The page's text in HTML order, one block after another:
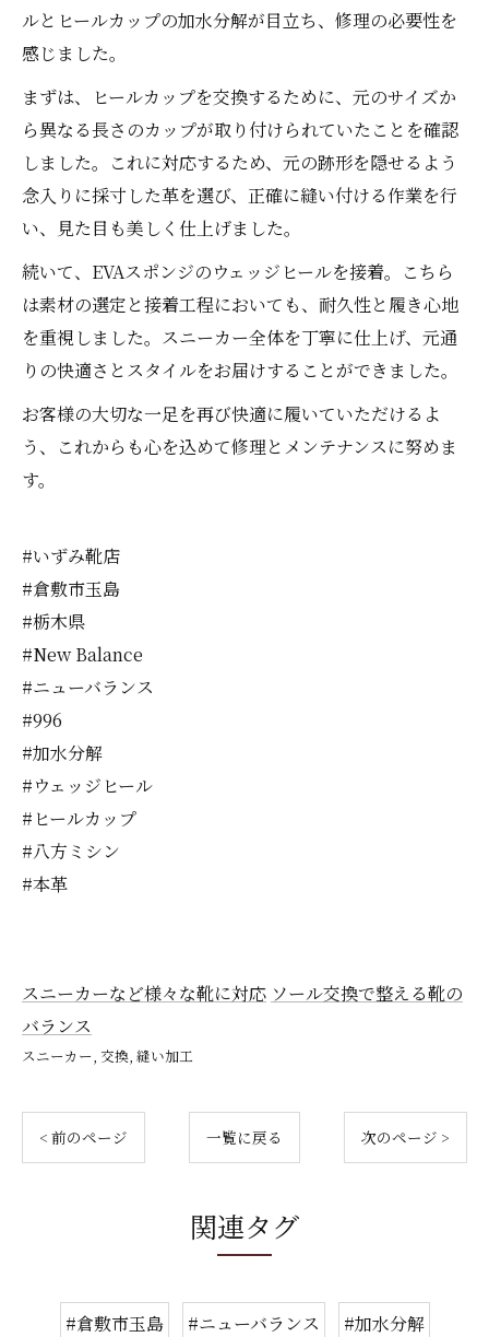
ルとヒールカップの加水分解が目立ち、修理の必要性を
感じました。
まずは、ヒールカップを交換するために、元のサイズか
ら異なる長さのカップが取り付けられていたことを確認
しました。これに対応するため、元の跡形を隠せるよう
念入りに採寸した革を選び、正確に縫い付ける作業を行
い、見た目も美しく仕上げました。
続いて、EVAスポンジのウェッジヒールを接着。こちら
は素材の選定と接着工程においても、耐久性と履き心地
を重視しました。スニーカー全体を丁寧に仕上げ、元通
りの快適さとスタイルをお届けすることができました。
お客様の大切な一足を再び快適に履いていただけるよ
う、これからも心を込めて修理とメンテナンスに努めま
す。
#いずみ靴店
#倉敷市玉島
#栃木県
#New Balance
#ニューバランス
#996
#加水分解
#ウェッジヒール
#ヒールカップ
#八方ミシン
#本革
スニーカーなど様々な靴に対応 ソール交換で整える靴の
バランス
スニーカー 交換 縫い加工
< 前のページ 一覧に戻る 次のページ >
関連タグ
#倉敷市玉島 #ニューバランス
#加水分解